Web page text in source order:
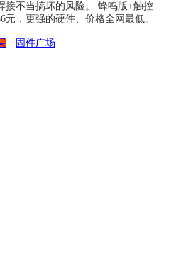
接不当搞坏的风险。 蜂鸣版+触控
元，更强的硬件、价格全网最低。
固件广场